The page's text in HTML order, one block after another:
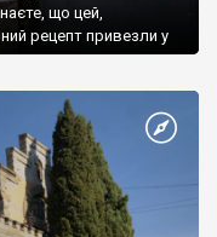
що цей,
рецепт привезли у